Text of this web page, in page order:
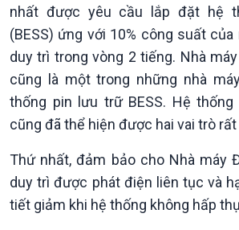
Khởi nghiệp
Tuyên chiến với gian lận
thương mại
Tâm
đảo
Tìm
nhất được yêu cầu lắp đặt hệ
(BESS) ứng với 10% công suất
duy trì trong vòng 2 tiếng. Nhà
cũng là một trong những nhà
thống pin lưu trữ BESS. Hệ thống
cũng đã thể hiện được hai vai trò rất
Thứ nhất, đảm bảo cho Nhà máy
duy trì được phát điện liên tục và
tiết giảm khi hệ thống không hấp